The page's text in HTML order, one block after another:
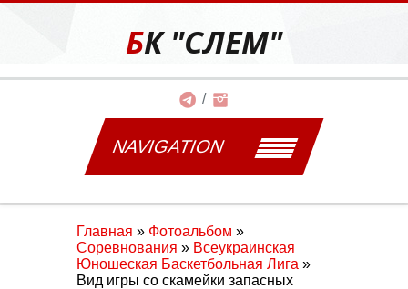
БК "СЛЕМ"
NAVIGATION
Главная » Фотоальбом »
Соревнования » Всеукраинская
Юношеская Баскетбольная Лига »
Вид игры со скамейки запасных